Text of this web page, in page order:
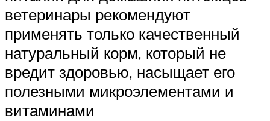
ветеринары рекомендуют
применять только качественный
натуральный корм, который не
вредит здоровью, насыщает его
полезными микроэлементами и
витаминами